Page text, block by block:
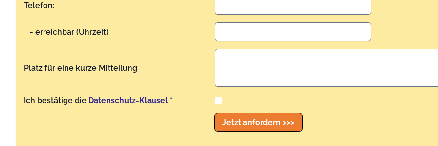
Telefon:
- erreichbar (Uhrzeit)
Platz für eine kurze Mitteilung
Benutzername
Ich bestätige die Datenschutz-Klausel *
Jetzt anfordern >>>